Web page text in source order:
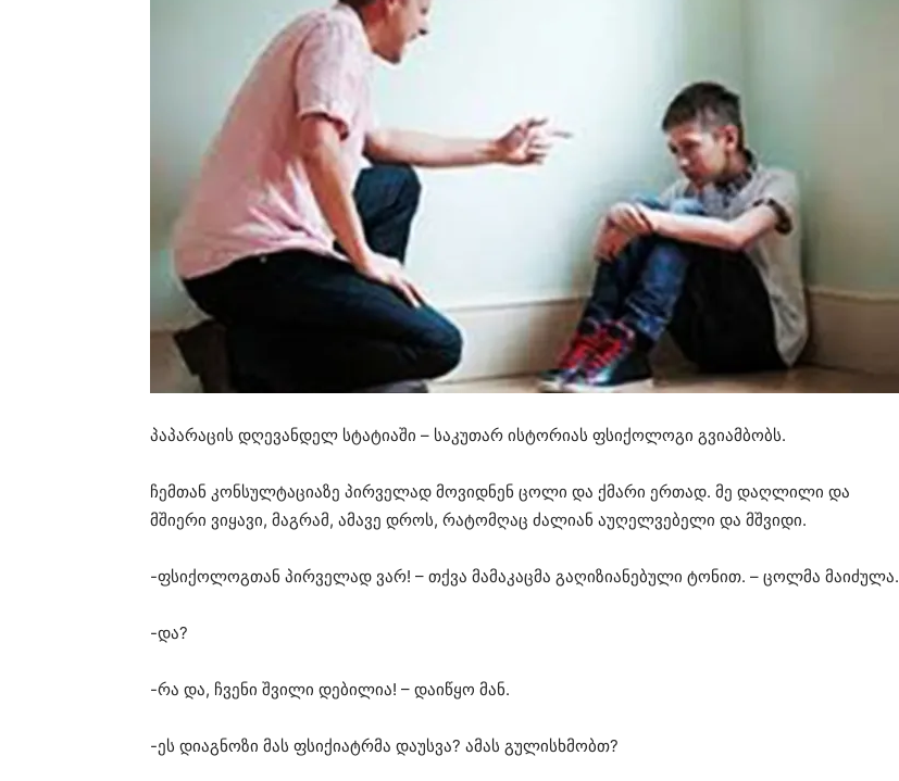
პაპარაცის დღევანდელ სტატიაში – საკუთარ ისტორიას ფსიქოლოგი გვიამბობს.
ჩემთან კონსულტაციაზე პირველად მოვიდნენ ცოლი და ქმარი ერთად. მე დაღლილი და
მშიერი ვიყავი, მაგრამ, ამავე დროს, რატომღაც ძალიან აუღელვებელი და მშვიდი.
-ფსიქოლოგთან პირველად ვარ! – თქვა მამაკაცმა გაღიზიანებული ტონით. – ცოლმა მაიძულა.
-და?
-რა და, ჩვენი შვილი დებილია! – დაიწყო მან.
-ეს დიაგნოზი მას ფსიქიატრმა დაუსვა? ამას გულისხმობთ?